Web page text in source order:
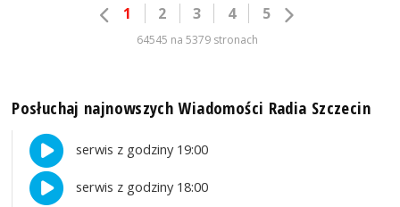
1 2 3 4 5
64545 na 5379 stronach
Posłuchaj najnowszych Wiadomości Radia Szczecin
serwis z godziny 19:00
serwis z godziny 18:00